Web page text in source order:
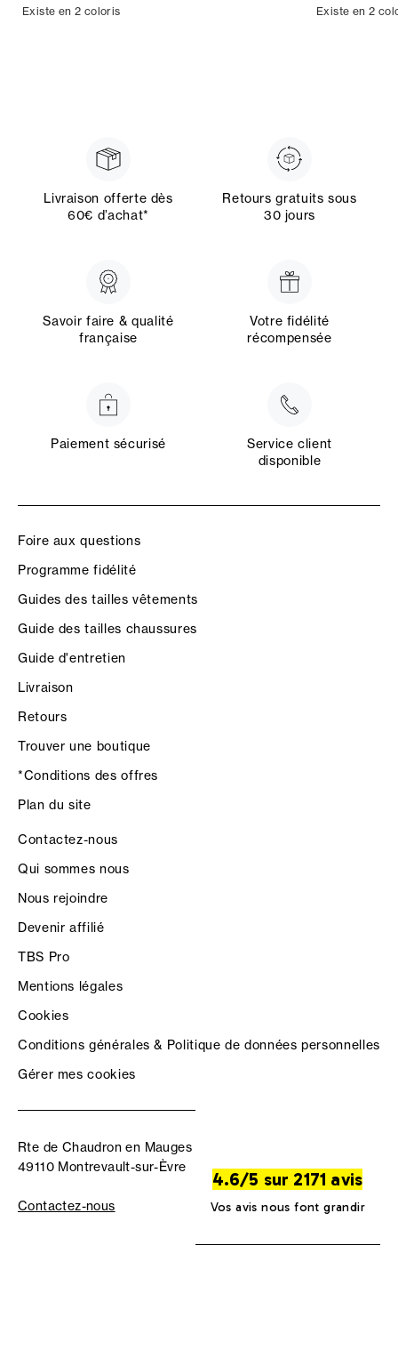
Existe en 2 coloris Existe en 2
Livraison offerte dès
60€ d’achat*
Retours gratuits sous
30 jours
Savoir faire & qualité
française
Votre fidélité
récompensée
Paiement sécurisé
Service client
disponible
Foire aux questions
Programme fidélité
Guides des tailles vêtements
Guide des tailles chaussures
Guide d'entretien
Livraison
Retours
Trouver une boutique
*Conditions des offres
Plan du site
Contactez-nous
Qui sommes nous
Nous rejoindre
Devenir affilié
TBS Pro
Mentions légales
Cookies
Conditions générales & Politique de données personnelles
Gérer mes cookies
Rte de Chaudron en Mauges
49110 Montrevault-sur-Èvre
Contactez-nous
4.6/5 sur 2171 avis
Vos avis nous font grandir